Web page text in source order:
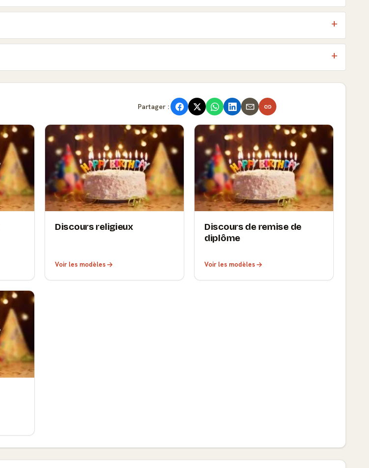
Partager :
Discours religieux
Voir les modèles
Discours de remise de
diplôme
Voir les modèles